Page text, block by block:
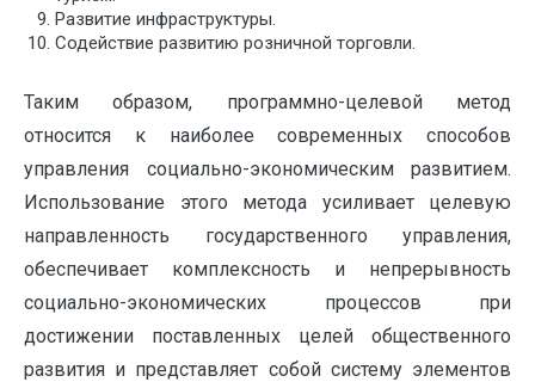
Развитие инфраструктуры.
Содействие развитию розничной торговли.
Таким образом, программно-целевой метод
относится к наиболее современных способов
управления социально-экономическим развитием.
Использование этого метода усиливает целевую
направленность государственного управления,
обеспечивает комплексность и непрерывность
социально-экономических процессов при
достижении поставленных целей общественного
развития и представляет собой систему элементов